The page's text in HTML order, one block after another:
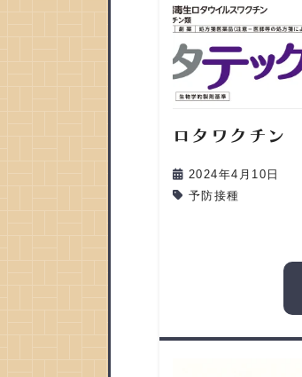
ロタワクチン
2024年4月10日
予防接種